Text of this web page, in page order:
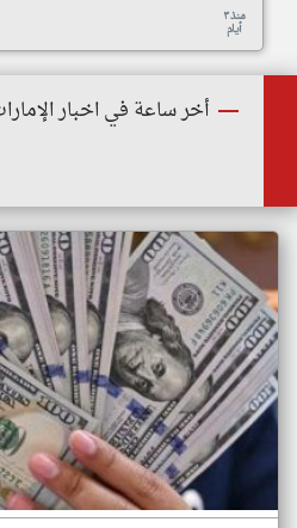
منذ ٣
أيام
أخر ساعة في اخبار